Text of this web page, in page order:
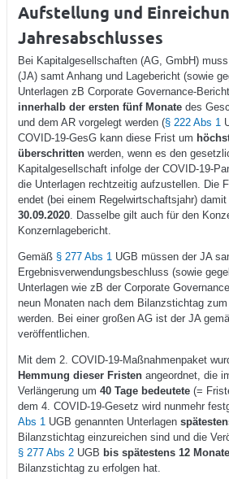
Aufstellung und
Jahresabschlusses
Bei Kapitalgesellschaften (AG, GmbH)
(JA) samt Anhang und Lagebericht (sowie
Unterlagen zB Corporate Governance-
innerhalb der ersten fünf Monatedes
und dem AR vorgelegt werden (§ 222 Abs 1
COVID-19-GesG kann diese Frist um
überschrittenwerden, wenn es den
Kapitalgesellschaft infolge der COVID-19-
die Unterlagen rechtzeitig aufzustellen. Die
endet (bei einem Regelwirtschaftsjahr) damit
30.09.2020. Dasselbe gilt auch für den
Konzernlagebericht.
Gemäß § 277 Abs 1 UGB müssen der JA
Ergebnisverwendungsbeschluss (sowie
Unterlagen wie zB der Corporate
neun Monaten nach dem Bilanzstichtag
werden. Bei einer großen AG ist der JA
veröffentlichen.
Mit dem 2. COVID-19-Maßnahmenpaket
Hemmung dieser Fristenangeordnet, die
Verlängerung um 40 Tage bedeutete(=
dem 4. COVID-19-Gesetz wird nunmehr
Abs 1 UGB genannten Unterlagen
Bilanzstichtag einzureichen sind und die
§ 277 Abs 2UGB bis spätestens 12 Monate
Bilanzstichtag zu erfolgen hat.